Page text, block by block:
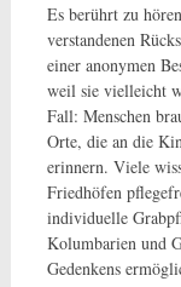
Es berührt zu
verstandenen
einer anonymen
weil sie vielleicht
Fall: Menschen
Orte, die an die
erinnern. Viele
Friedhöfen
individuelle
Kolumbarien und
Gedenkens